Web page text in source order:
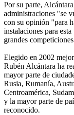
Por su parte,
administraciones "se
con su opinión "para
instalaciones para
grandes
Elegido en 2002
Rubén Alcántara ha
mayor parte de
Rusia, Rumanía,
Centroamérica,
y la mayor parte de
reconocido.